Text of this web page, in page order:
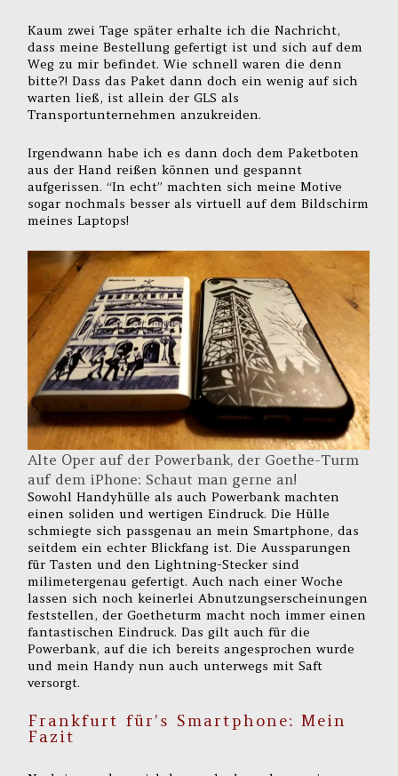
Kaum zwei Tage später erhalte ich die Nachricht,
dass meine Bestellung gefertigt ist und sich auf dem
Weg zu mir befindet. Wie schnell waren die denn
bitte?! Dass das Paket dann doch ein wenig auf sich
warten ließ, ist allein der GLS als
Transportunternehmen anzukreiden.
Irgendwann habe ich es dann doch dem Paketboten
aus der Hand reißen können und gespannt
aufgerissen. “In echt” machten sich meine Motive
sogar nochmals besser als virtuell auf dem Bildschirm
meines Laptops!
Alte Oper auf der Powerbank, der Goethe-Turm
auf dem iPhone: Schaut man gerne an!
Sowohl Handyhülle als auch Powerbank machten
einen soliden und wertigen Eindruck. Die Hülle
schmiegte sich passgenau an mein Smartphone, das
seitdem ein echter Blickfang ist. Die Aussparungen
für Tasten und den Lightning-Stecker sind
milimetergenau gefertigt. Auch nach einer Woche
lassen sich noch keinerlei Abnutzungserscheinungen
feststellen, der Goetheturm macht noch immer einen
fantastischen Eindruck. Das gilt auch für die
Powerbank, auf die ich bereits angesprochen wurde
und mein Handy nun auch unterwegs mit Saft
versorgt.
Frankfurt für’s Smartphone: Mein
Fazit